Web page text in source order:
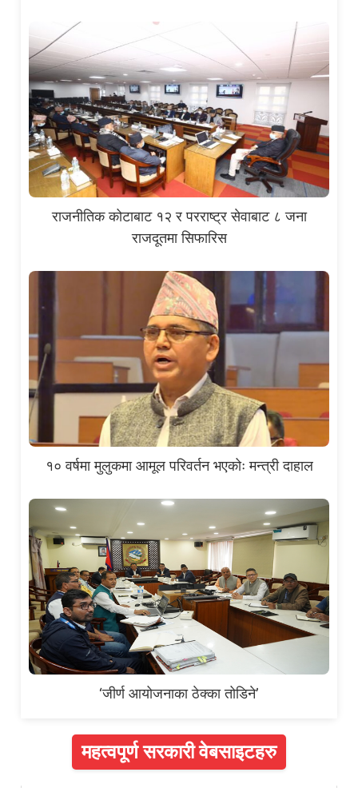
राजनीतिक कोटाबाट १२ र परराष्ट्र सेवाबाट ८ जना
राजदूतमा सिफारिस
१० वर्षमा मुलुकमा आमूल परिवर्तन भएकोः मन्त्री दाहाल
‘जीर्ण आयोजनाका ठेक्का तोडिने’
महत्वपूर्ण सरकारी वेबसाइटहरु